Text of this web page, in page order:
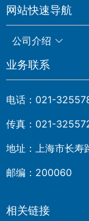
网站快速导航
公司介绍
业务联系
电话：021-
传真：021-
地址：上海市长寿
邮编：200060
相关链接